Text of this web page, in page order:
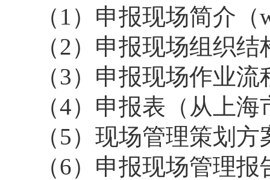
（ 1 ）申报现场简介（
（2）申报现场组织结
（3）申报现场作业
（4）申报表（从上
（5）现场管理策划方
（6）申报现场管理报